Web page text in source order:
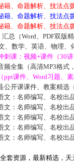
籍、命题解析、技法点
籍、命题解析、技法点
籍、命题解析、技法点
总（Word、PDF双版精
、数学、英语、物理、
课：视频+课件（30讲
全集（高清MP3格式，
课件、Word习题、素
开课课件、教案精选（
：名师编写、名校出
：名师编写、名校出
：名师编写、名校出
：名师编写、名校出
：名师编写、名校出
套资源，最新精选，天